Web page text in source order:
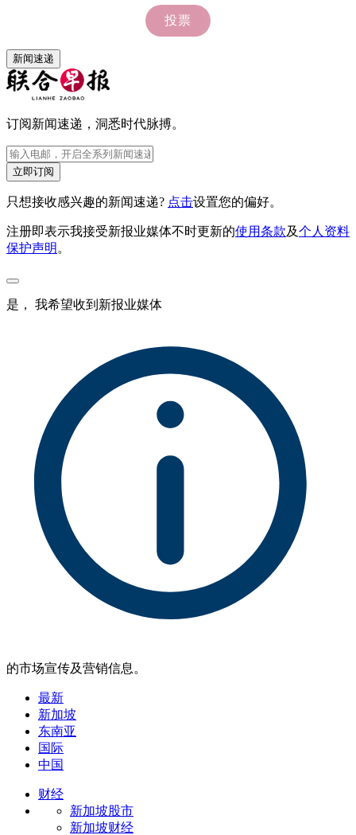
新闻速递
订阅新闻速递，洞悉时代脉搏。
立即订阅
只想接收感兴趣的新闻速递? 点击设置您的偏好。
注册即表示我接受新报业媒体不时更新的使用条款及个人资料
保护声明 。
是， 我希望收到新报业媒体
的市场宣传及营销信息。
最新
新加坡
东南亚
国际
中国
财经
新加坡股市
新加坡财经